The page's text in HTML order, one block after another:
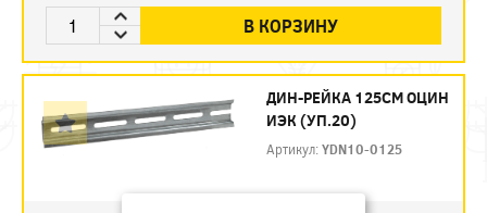
В КОРЗИНУ
ДИН-РЕЙКА 125СМ ОЦИН
ИЭК (УП.20)
Артикул:YDN10-0125